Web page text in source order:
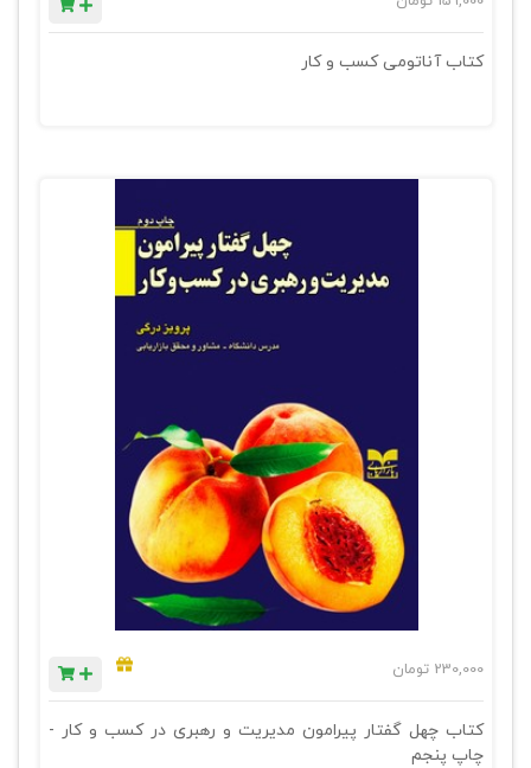
کتاب آناتومی کسب و کار
230,000 تومان
کتاب چهل گفتار پیرامون مدیریت و رهبری در کسب و کار -
چاپ پنجم